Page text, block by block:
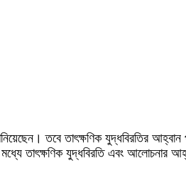
তবে তাৎক্ষণিক যুদ্ধবিরতির
তাৎক্ষণিক যুদ্ধবিরতি এবং আলোচনার